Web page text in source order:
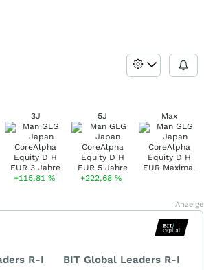
3J
+115,81 %
5J
+222,68%
Max
Anzeige
R-I BIT Global Leaders R-I